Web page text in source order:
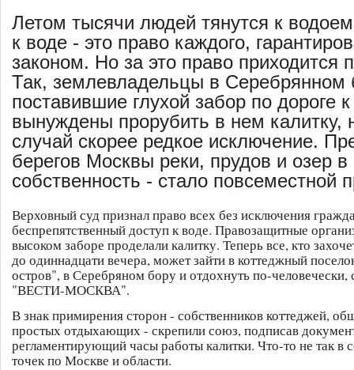
Летом тысячи людей тянутся к
к воде - это право каждого,
законом. Но за это право приходится
Так, землевладельцы в Серебрянном
поставившие глухой забор по дороге
вынуждены прорубить в нем калитку,
случай скорее редкое исключение.
берегов Москвы реки, прудов и озер в
собственность - стало повсеместной
Верховный суд признал право всех без исключения
беспрепятственный доступ к воде. Правозащитные
высоком заборе проделали калитку. Теперь все, кто
до одиннадцати вечера, может зайти в коттеджный
остров", в Серебряном бору и отдохнуть по-
"ВЕСТИ-МОСКВА".
В знак примирения сторон - собственников коттеджей,
простых отдыхающих - скрепили союз, подписав
регламентирующий часы работы калитки. Что-то не так в
точек по Москве и области.